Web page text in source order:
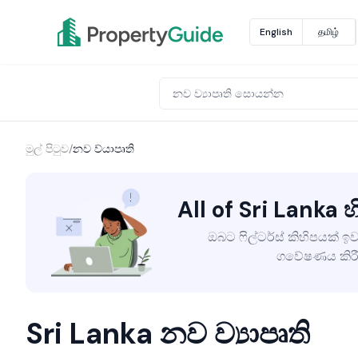
English தமிழ்
මුල් පිටුව/නව ව්යාපෘති
All of Sri Lanka
ඔබට ෆිල්ටර්ස් කිහිපයක්
ගවේෂණය
Sri Lanka නව ව්‍යාපෘති